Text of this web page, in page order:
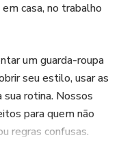
casa, no trabalho
um guarda-roupa
seu estilo, usar as
sua rotina. Nossos
para quem não
regras confusas.